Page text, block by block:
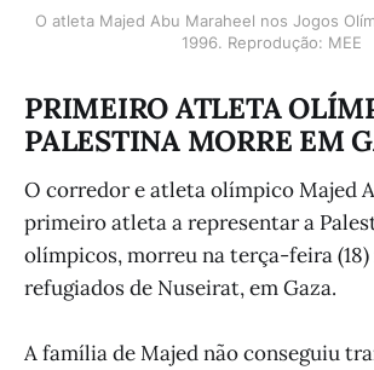
O atleta Majed Abu Maraheel nos Jogos
1996. Reprodução: MEE
PRIMEIRO ATLETA
PALESTINA MORRE EM
O corredor e atleta olímpico Majed
primeiro atleta a representar a
olímpicos, morreu na terça-feira (18)
refugiados de Nuseirat, em Gaza.
A família de Majed não conseguiu